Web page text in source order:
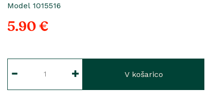
Model 1015516
5.90 €
V košarico